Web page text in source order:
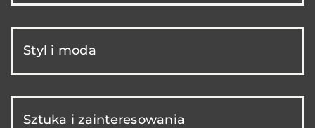
Styl i moda
Sztuka i zainteresowania